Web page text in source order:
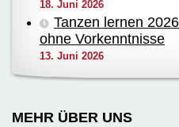
18. Juni 2026
Tanzen lernen
ohne Vorkenntnisse
13. Juni 2026
MEHR ÜBER UNS